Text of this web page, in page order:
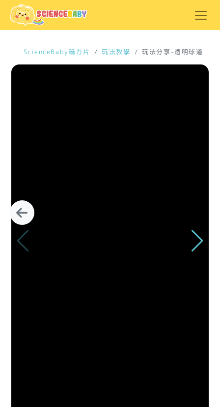
ScienceBaby磁力片 玩法教學 玩法分享-透明球道